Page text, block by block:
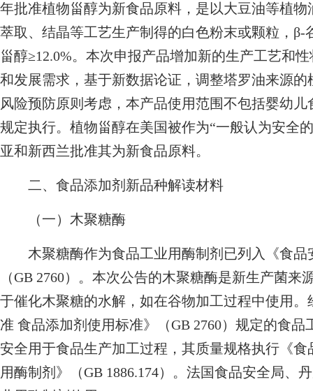
年批准植物甾醇为新食品原料，是以大豆油等植
萃取、结晶等工艺生产制得的白色粉末或颗粒，β-
甾醇≥12.0%。本次申报产品增加新的生产工艺和
和发展需求，基于新数据论证，调整塔罗油来源
风险预防原则考虑，本产品使用范围不包括婴幼
规定执行。植物甾醇在美国被作为“一般认为安全
亚和新西兰批准其为新食品原料。
二、食品添加剂新品种解读材料
（一）木聚糖酶
木聚糖酶作为食品工业用酶制剂已列入《食品
（GB 2760）。本次公告的木聚糖酶是新生产菌
于催化木聚糖的水解，如在谷物加工过程中使用
准 食品添加剂使用标准》（GB 2760）规定的食
安全用于食品生产加工过程，其质量规格执行《
用酶制剂》（GB 1886.174）。法国食品安全局、